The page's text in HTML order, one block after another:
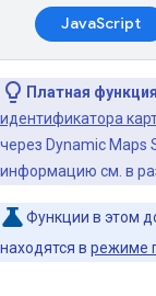
JavaScript
Платная
идентификатора
через Dynamic Maps
информацию см. в
Функции в этом
находятся в режиме